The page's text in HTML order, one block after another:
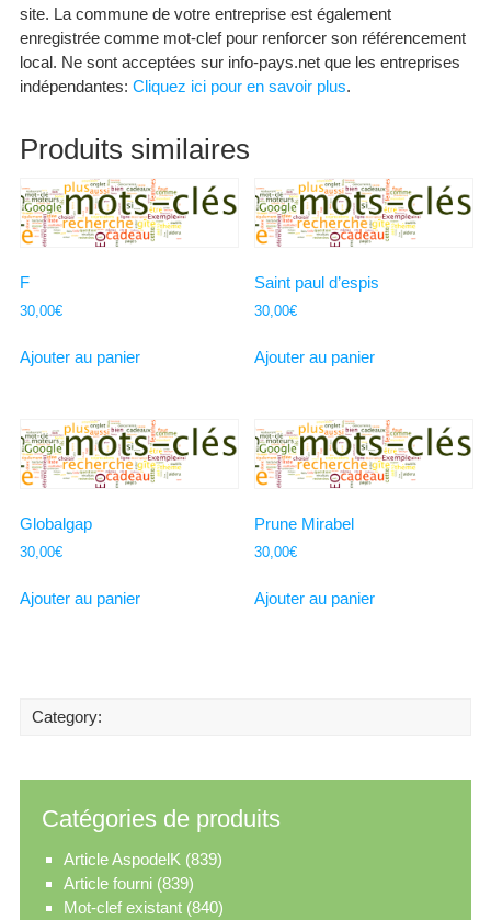
site. La commune de votre entreprise est également
enregistrée comme mot-clef pour renforcer son référencement
local. Ne sont acceptées sur info-pays.net que les entreprises
indépendantes: Cliquez ici pour en savoir plus.
Produits similaires
F
30,00€
Ajouter au panier
Saint paul d’espis
30,00€
Ajouter au panier
Globalgap
30,00€
Ajouter au panier
Prune Mirabel
30,00€
Ajouter au panier
Category:
Catégories de produits
Article AspodelK (839)
Article fourni (839)
Mot-clef existant (840)